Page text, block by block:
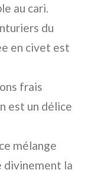
au cari.
du
en civet est
frais
est un délice
mélange
divinement la